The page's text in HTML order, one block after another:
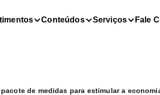
Conteúdos Serviços Fale
pacote de medidas para estimular a